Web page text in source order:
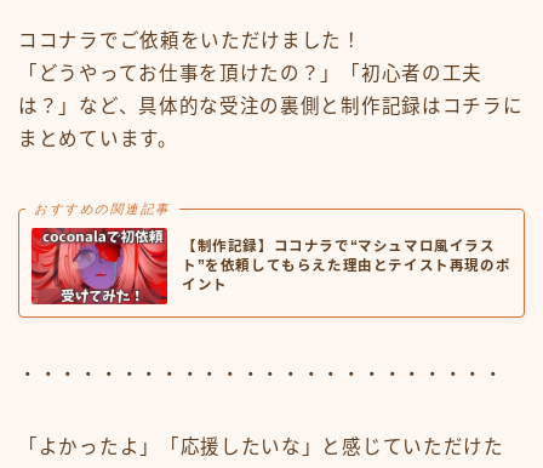
ココナラでご依頼をいただけました！
「どうやってお仕事を頂けたの？」「初心者の工夫
は？」など、具体的な受注の裏側と制作記録はコチラに
まとめています。
おすすめの関連記事
【制作記録】ココナラで“マシュマロ風イラス
ト”を依頼してもらえた理由とテイスト再現のポ
イント
・・・・・・・・・・・・・・・・・・・・・・・・
「よかったよ」「応援したいな」と感じていただけた